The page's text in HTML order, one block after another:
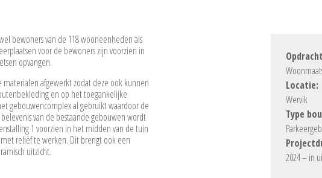
bewoners van de 118 wooneenheden als
voor de bewoners zijn voorzien in
opvangen.
afgewerkt zodat deze ook kunnen
en op het toegankelijke
gebouwencomplex al gebruikt waardoor de
van de bestaande gebouwen wordt
1 voorzien in het midden van de tuin
reliëf te werken. Dit brengt ook een
uitzicht.
Locatie:
Wervik
Type
2024 – in